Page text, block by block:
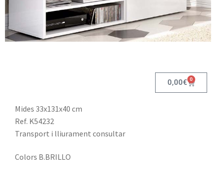
0,00€ 0
Mides 33x131x40 cm
Ref. K54232
Transport i lliurament consultar
Colors B.BRILLO